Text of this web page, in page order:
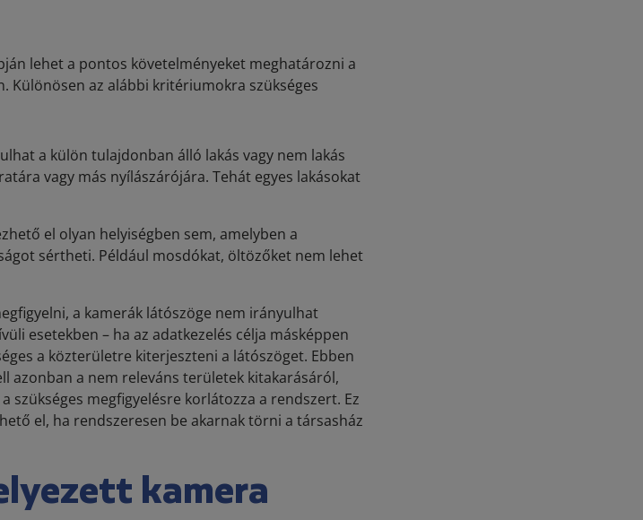
lehet a pontos követelményeket meghatározni a
Különösen az alábbi kritériumokra szükséges
a külön tulajdonban álló lakás vagy nem lakás
vagy más nyílászárójára. Tehát egyes lakásokat
el olyan helyiségben sem, amelyben a
sértheti. Például mosdókat, öltözőket nem lehet
a kamerák látószöge nem irányulhat
esetekben – ha az adatkezelés célja másképpen
a közterületre kiterjeszteni a látószöget. Ebben
azonban a nem releváns területek kitakarásáról,
szükséges megfigyelésre korlátozza a rendszert. Ez
el, ha rendszeresen be akarnak törni a társasház
kamera